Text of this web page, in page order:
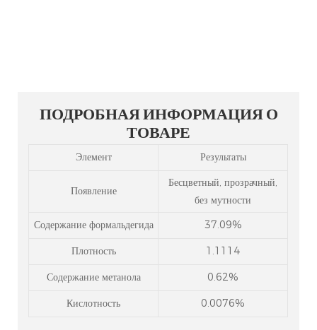
ПОДРОБНАЯ ИНФОРМАЦИЯ О
ТОВАРЕ
Элемент Результаты
Появление
Бесцветный, прозрачный,
без мутности
Содержание формальдегида
37.09%
Плотность 1.1114
Содержание метанола 0.62%
Кислотность 0.0076%